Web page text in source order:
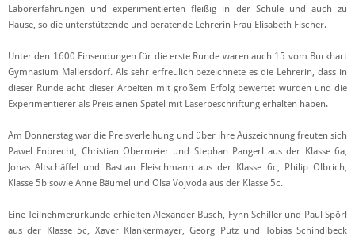
Laborerfahrungen und experimentierten fleißig in der Schule und auch zu
Hause, so die unterstützende und beratende Lehrerin Frau Elisabeth Fischer.
Unter den 1600 Einsendungen für die erste Runde waren auch 15 vom Burkhart
Gymnasium Mallersdorf. Als sehr erfreulich bezeichnete es die Lehrerin, dass in
dieser Runde acht dieser Arbeiten mit großem Erfolg bewertet wurden und die
Experimentierer als Preis einen Spatel mit Laserbeschriftung erhalten haben.
Am Donnerstag war die Preisverleihung und über ihre Auszeichnung freuten sich
Pawel Enbrecht, Christian Obermeier und Stephan Pangerl aus der Klasse 6a,
Jonas Altschäffel und Bastian Fleischmann aus der Klasse 6c, Philip Olbrich,
Klasse 5b sowie Anne Bäumel und Olsa Vojvoda aus der Klasse 5c.
Eine Teilnehmerurkunde erhielten Alexander Busch, Fynn Schiller und Paul Spörl
aus der Klasse 5c, Xaver Klankermayer, Georg Putz und Tobias Schindlbeck